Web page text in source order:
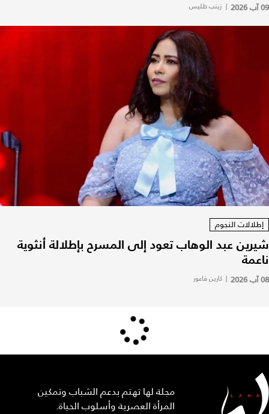
09 آب 2026 | زينب طليس
إطلالات النجوم
شيرين عبد الوهاب تعود إلى المسرح بإطلالة أنثوية
ناعمة
08 آب 2026 | كارين فاعور
مجلة لها تهتم بدعم الشباب وتمكين
المرأة العصرية وأسلوب الحياة.